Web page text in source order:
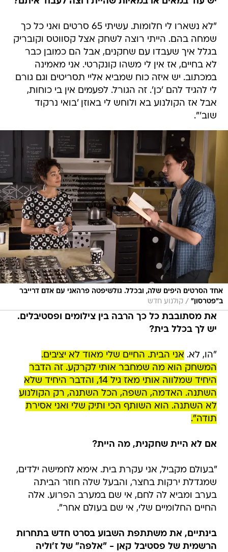
"לא נשארו לי חלומות. עשיתי 65 סרטים ואני כל כך
שמחה בהם. הייתי רוצה לשחק אצל קסווטס וקובריק
בגלל איך שעבדו עם שחקנים, אבל הם כמובן כבר
לא בחיים, אז אין לי משהו קונקרטי. אני מאמינה
במכתוב. יש איזה כוח שמביא אליי תסריטים וגם גורם
לי להגיד להם 'כן'. זה הגורל. לפעמים אין בי כוחות,
אבל אז הקולנוע בא ולוחש לי באוזן 'בואי נרקוד
שוב'".
אחד הסרטים היפים שלה, ובכלל. גולשיפטה פרהאני עם אדם דרייבר
ב"פטרסון" / קולנוע חדש
את מסתובבת כל כך הרבה בין צילומים ופסטיבלים.
יש לך בכלל בית?
"הו, לא. אני הבית. החיים שלי מאוד לא יציבים.
המשחק הוא מה שמחבר אותי לקרקע. זה הדבר
היחיד שמלווה אותי מאז גיל 14, והדבר היחיד שלא
השתנה. האדמה, השפה, הכל השתנה, רק הקולנוע
לא השתנה. הוא השותף הכי ותיק שלי ואני אסירת
תודה".
אם לא היית שחקנית, מה היית?
"בעולם מקביל, אני עקרת בית. אימא לחמישה ילדים,
שמגדלת ירקות בחצר, והבעל שלה חוזר הביתה
בערב ומביא לה לחם, אי שם במערב הפרוע. אלה
החיים החלומיים שלי, אי שם בעולם אחר".
בינתיים, את משתתפת השבוע בסרט חדש בתחרות
הרשמית של פסטיבל קאן - "אלפה" של ז'וליה